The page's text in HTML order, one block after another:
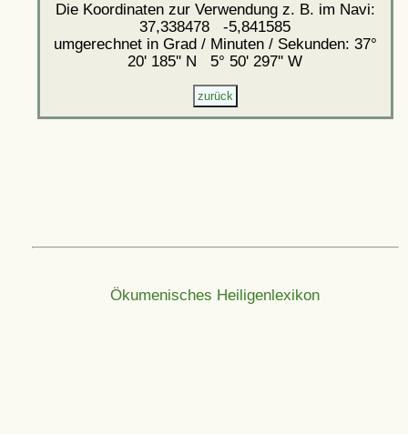
Die Koordinaten zur Verwendung z. B. im Navi:
37,338478 -5,841585
umgerechnet in Grad / Minuten / Sekunden: 37°
20' 185'' N 5° 50' 297'' W
Ökumenisches Heiligenlexikon